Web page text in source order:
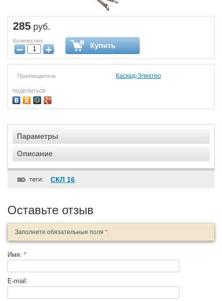
285 руб.
Количество:
− + Купить
Производитель Каскад-Электро
поделиться
Параметры
Описание
теги: СКЛ 16
Оставьте отзыв
Заполните обязательные поля *.
Имя: *
E-mail: